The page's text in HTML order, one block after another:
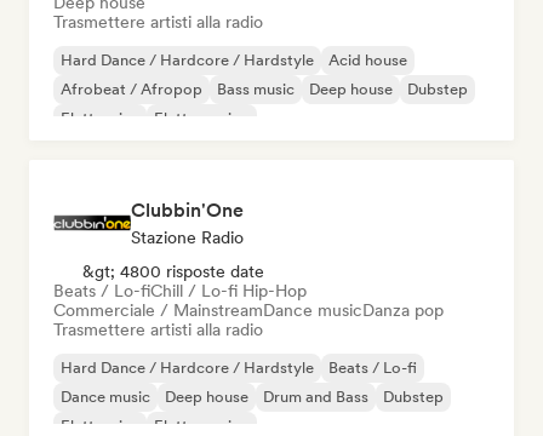
Trasmettere artisti alla radio
Hard Dance / Hardcore / Hardstyle
Acid house
Afrobeat / Afropop
Bass music Deep house
Dubstep
Elettronica
Elettro swing
Clubbin'One
Stazione Radio
&gt; 4800 risposte date
Beats / Lo-fiChill / Lo-fi Hip-Hop
Commerciale / MainstreamDance musicDanza pop
Trasmettere artisti alla radio
Hard Dance / Hardcore / Hardstyle
Beats / Lo-fi
Dance music
Deep house Drum and Bass
Dubstep
Elettronica
Elettro swing